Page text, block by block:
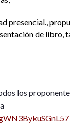
presencial.,
de libro,
los